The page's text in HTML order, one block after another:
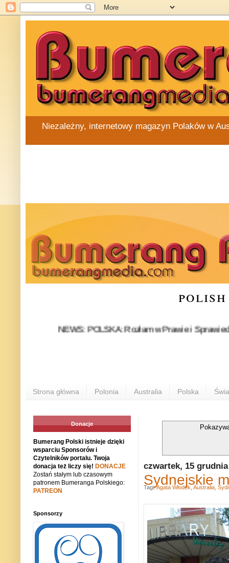
Niezależny, internetowy magazyn Polaków w
NEWS: POLSKA: Rozłam w Prawie i
Strona główna Polonia Australia Polska
czwartek, 15 grudnia
Sydnejskie
Tagi:Agata Włodek Australia
Donacje
Bumerang Polski istnieje dzięki
wsparciu Sponsorów i
Czytelników portalu. Twoja
donacja też liczy się! DONACJE
Zostań stałym lub czasowym
patronem Bumeranga Polskiego:
PATREON
Sponsorzy